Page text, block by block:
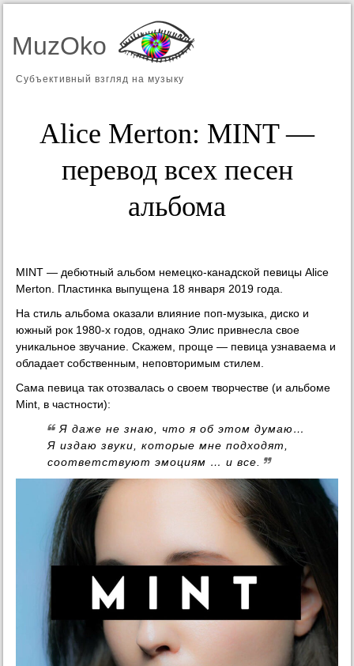
MuzOko
Субъективный взгляд на музыку
Alice Merton: MINT —
перевод всех песен
альбома
MINT — дебютный альбом немецко-канадской певицы Alice
Merton. Пластинка выпущена 18 января 2019 года.
На стиль альбома оказали влияние поп-музыка, диско и
южный рок 1980-х годов, однако Элис привнесла свое
уникальное звучание. Скажем, проще — певица узнаваема и
обладает собственным, неповторимым стилем.
Сама певица так отозвалась о своем творчестве (и альбоме
Mint, в частности):
Я даже не знаю, что я об этом думаю…
Я издаю звуки, которые мне подходят,
соответствуют эмоциям … и все.